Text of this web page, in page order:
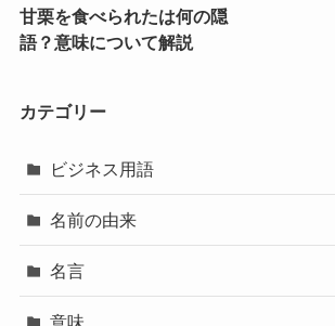
甘栗を食べられたは何の隠
語？意味について解説
カテゴリー
ビジネス用語
名前の由来
名言
意味